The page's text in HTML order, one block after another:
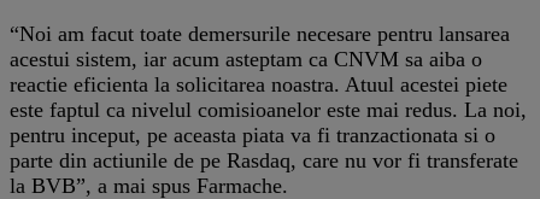
“Noi am facut toate demersurile necesare pentru lansarea
acestui sistem, iar acum asteptam ca CNVM sa aiba o
reactie eficienta la solicitarea noastra. Atuul acestei piete
este faptul ca nivelul comisioanelor este mai redus. La noi,
pentru inceput, pe aceasta piata va fi tranzactionata si o
parte din actiunile de pe Rasdaq, care nu vor fi transferate
la BVB”, a mai spus Farmache.